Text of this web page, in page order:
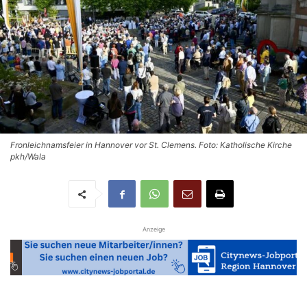
Fronleichnamsfeier in Hannover vor St. Clemens. Foto: Katholische Kirche
pkh/Wala
Anzeige